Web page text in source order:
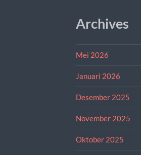
Archives
Mei 2026
Januari 2026
Desember 2025
November 2025
Oktober 2025